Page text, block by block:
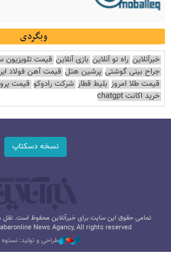
وبگردی
خبرآنلاین راه نو آنلاین بازی آنلاین قیمت تلویزیون
جراح بینی گوشتی پرشین هتل قیمت آهن فولاد
قیمت طلا امروز بلیط قطار شرکت رادوکو قیمت
خرید اکانت chatgpt
نسخه دسکتاپ
تمامی حقوق این سایت برای خبرآنلاین محفوظ است. نقل
News Agancy, All rights reserved
طراحی و تولید: نستوه